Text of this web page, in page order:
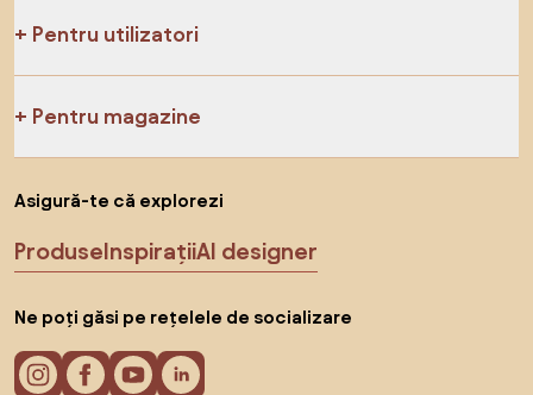
Pentru utilizatori
Pentru magazine
Asigură-te că explorezi
ProduseInspirațiiAI designer
Ne poți găsi pe rețelele de socializare